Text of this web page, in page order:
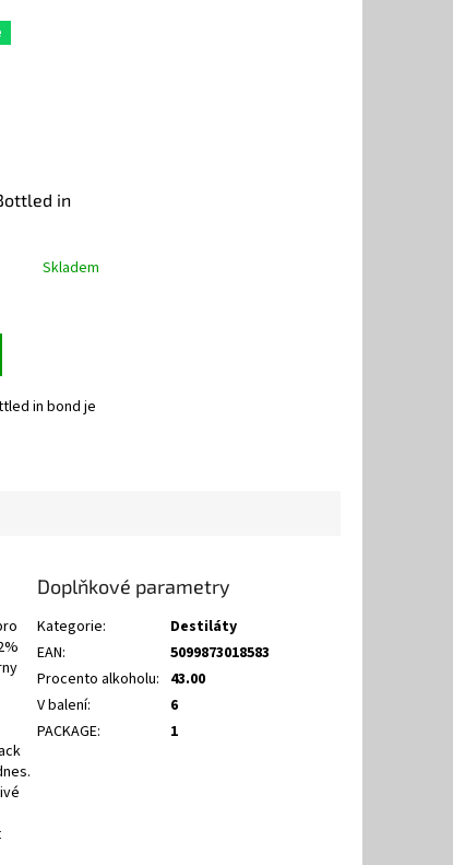
in
Skladem
in bond je
Doplňkové parametry
Kategorie:
Destiláty
EAN:
5099873018583
Procento alkoholu: 43.00
V balení:
6
PACKAGE: 1